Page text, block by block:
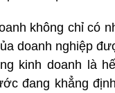
không chỉ có
doanh nghiệp
kinh doanh là
đang khẳng